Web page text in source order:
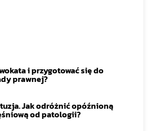
i przygotować się do
prawnej?
Jak odróżnić opóźnioną
od patologii?